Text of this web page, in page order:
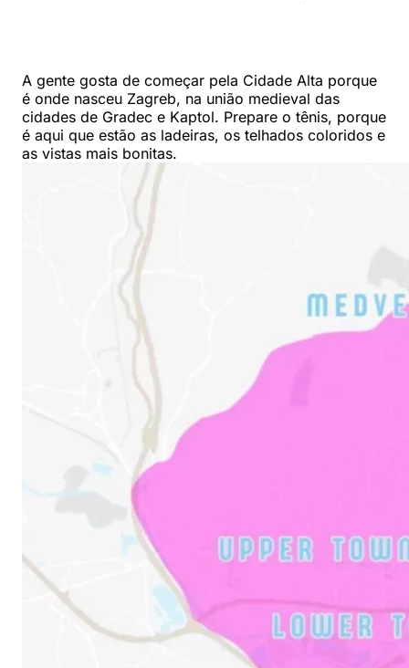
A gente gosta de começar pela Cidade Alta porque
é onde nasceu Zagreb, na união medieval das
cidades de Gradec e Kaptol. Prepare o tênis, porque
é aqui que estão as ladeiras, os telhados coloridos e
as vistas mais bonitas.